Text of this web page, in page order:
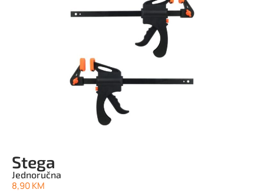
Stega
Jednoručna
8,90KM